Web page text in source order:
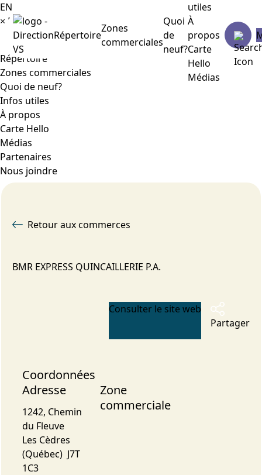
Répertoire
Zones
commerciales
Quoi
de
neuf?
utiles
À
propos
Carte
Hello
Médias
EN
× Menu
Répertoire
Zones commerciales
Quoi de neuf?
Infos utiles
À propos
Carte Hello
Médias
Partenaires
Nous joindre
Retour aux commerces
BMR EXPRESS QUINCAILLERIE P.A.
Consulter le site web
Partager
Coordonnées
Adresse
1242, Chemin
du Fleuve
Les Cèdres
(Québec) J7T
1C3
Zone
commerciale